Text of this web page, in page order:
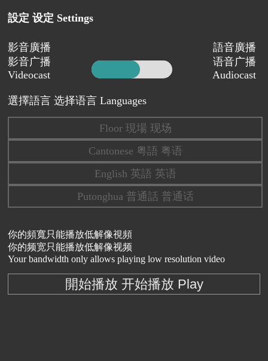
設定 设定 Settings
影音廣播
影音广播
Videocast
語音廣播
语音广播
Audiocast
選擇語言 选择语言 Languages
Floor 現場 现场
Cantonese 粤語 粤语
English 英語 英语
Putonghua 普通話 普通话
你的頻寬只能播放低解像視頻
你的频宽只能播放低解像视频
Your bandwidth only allows playing low resolution video
開始播放 开始播放 Play